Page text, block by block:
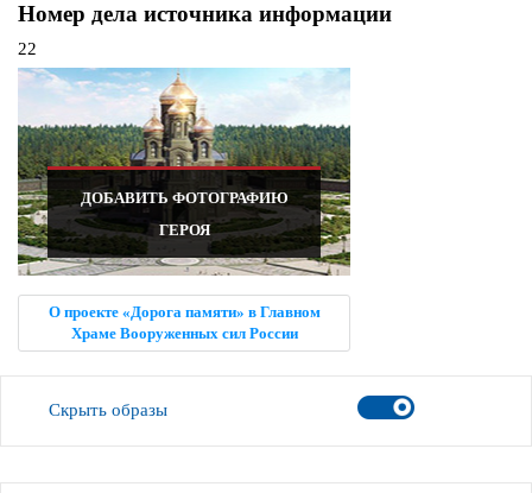
Номер дела источника информации
22
ДОБАВИТЬ ФОТОГРАФИЮ
ГЕРОЯ
О проекте «Дорога памяти» в Главном
Храме Вооруженных сил России
Скрыть образы